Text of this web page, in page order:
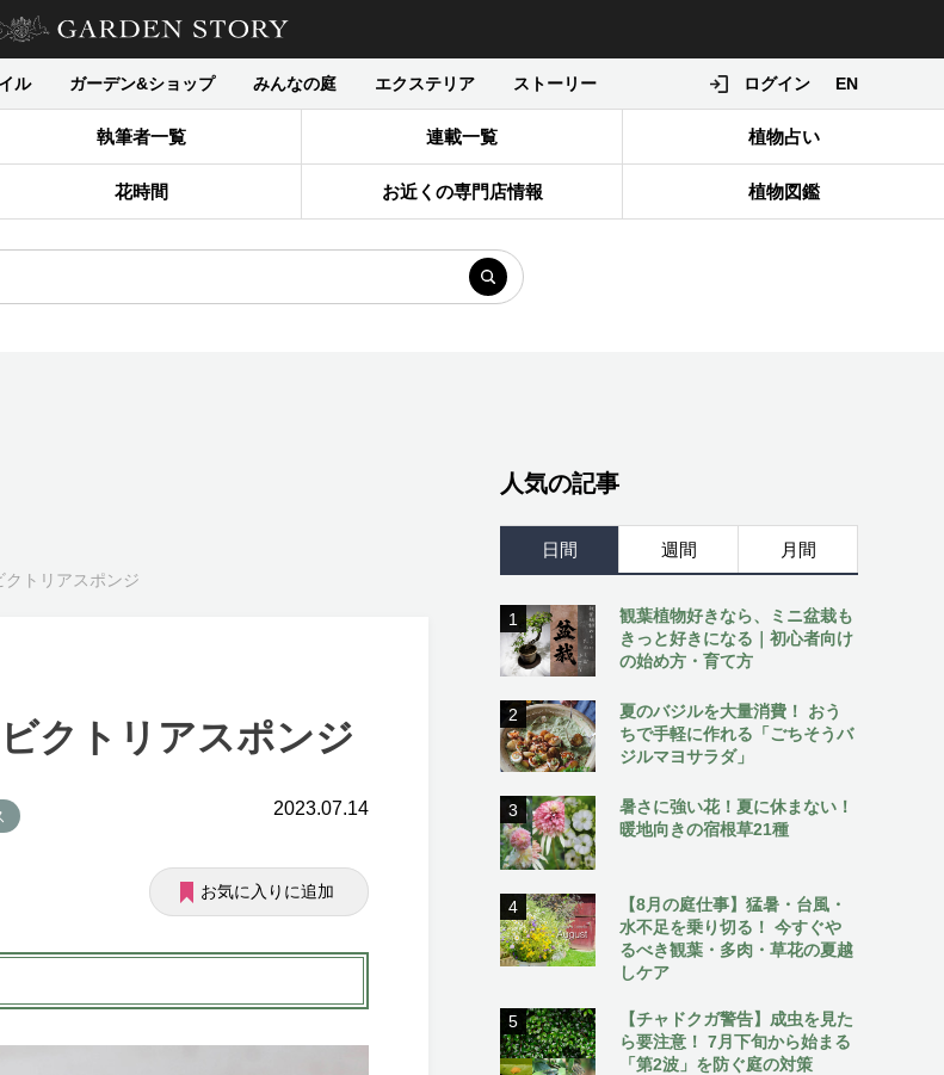
ル ガーデン&ショップ みんなの庭 エクステリア ストーリー ログイン EN
執筆者一覧 連載一覧 植物占い
花時間 お近くの専門店情報 植物図鑑
トリアスポンジ
クトリアスポンジ
2023.07.14
お気に入りに追加
人気の記事
日間 週間 月間
1
観葉植物好きなら、ミニ盆栽も
きっと好きになる｜初心者向け
の始め方・育て方
2
夏のバジルを大量消費！ おう
ちで手軽に作れる「ごちそうバ
ジルマヨサラダ」
3
暑さに強い花！夏に休まない！
暖地向きの宿根草21種
4
【8月の庭仕事】猛暑・台風・
水不足を乗り切る！ 今すぐや
るべき観葉・多肉・草花の夏越
しケア
5
【チャドクガ警告】成虫を見た
ら要注意！ 7月下旬から始まる
「第2波」を防ぐ庭の対策